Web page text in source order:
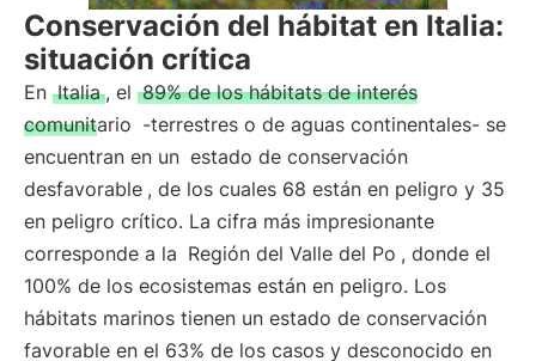
Conservación del hábitat en Italia:
situación crítica
En Italia , el 89% de los hábitats de interés
comunitario -terrestres o de aguas continentales- se
encuentran en un estado de conservación
desfavorable , de los cuales 68 están en peligro y 35
en peligro crítico. La cifra más impresionante
corresponde a la Región del Valle del Po , donde el
100% de los ecosistemas están en peligro. Los
hábitats marinos tienen un estado de conservación
favorable en el 63% de los casos y desconocido en